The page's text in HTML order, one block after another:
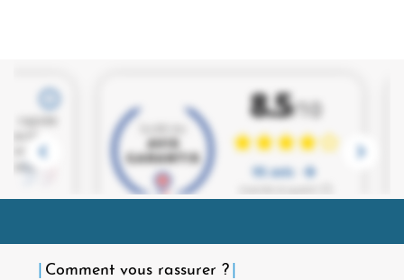
Comment vous rassurer ?